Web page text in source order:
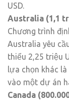
USD.
Australia (1,1
Chương trình
Australia yêu
thiểu 2,25 triệu
lựa chọn khác
vào một dự án
Canada